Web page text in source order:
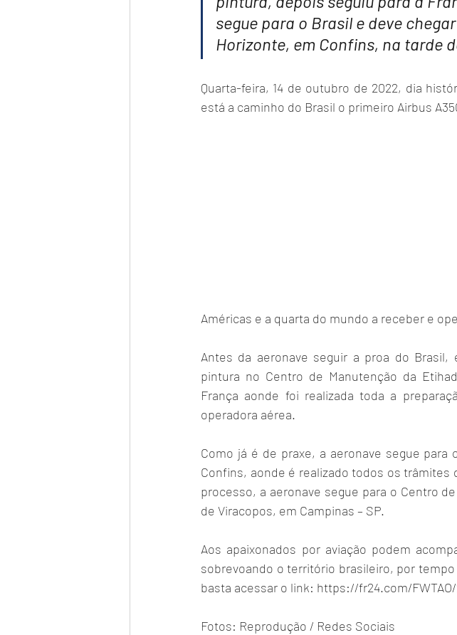
segue para o Brasil e deve
Horizonte, em Confins, na tarde
Quarta-feira, 14 de outubro de 2022, dia
está a caminho do Brasil o primeiro Airbus
Américas e a quarta do mundo a receber e
Antes da aeronave seguir a proa do
pintura no Centro de Manutenção da
França aonde foi realizada toda a
operadora aérea.
Como já é de praxe, a aeronave segue
Confins, aonde é realizado todos os
processo, a aeronave segue para o Centro
de Viracopos, em Campinas – SP.
Aos apaixonados por aviação podem
sobrevoando o território brasileiro, por tempo
basta acessar o link: https://fr24.com/FWTAO/
Fotos: Reprodução / Redes Sociais